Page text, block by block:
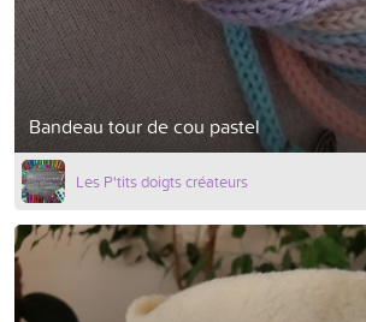
Bandeau tour de cou pastel
Les P'tits doigts créateurs